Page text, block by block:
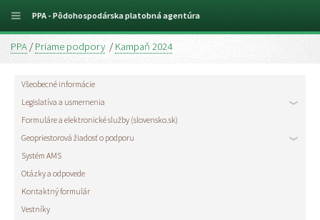
PPA / Priame podpory/ Kampaň 2024
Všeobecné informácie
Legislatíva a usmernenia
Formuláre a elektronické služby (slovensko.sk)
Geopriestorová žiadosť o podporu
Systém AMS
Otázky a odpovede
Kontaktný formulár
Vestníky
PPA - Pôdohospodárska platobná agentúra